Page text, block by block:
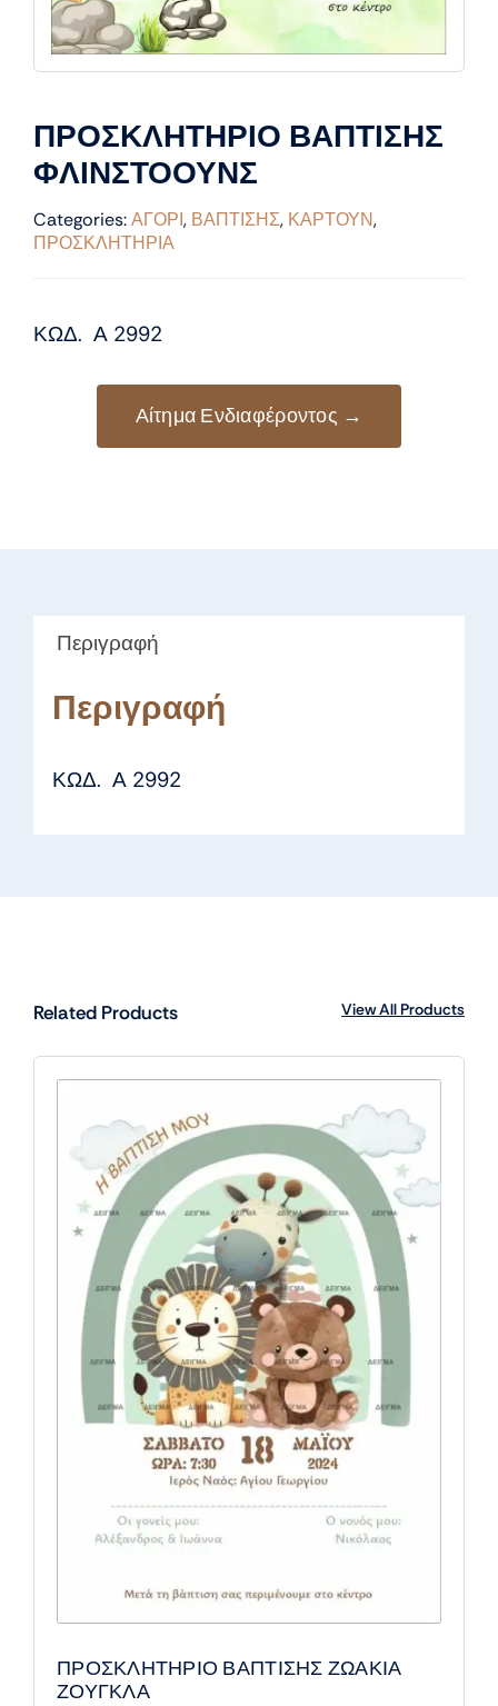
ΠΡΟΣΚΛΗΤΗΡΙΟ ΒΑΠΤΙΣΗΣ
ΦΛΙΝΣΤΟΟΥΝΣ
Categories:ΑΓΟΡΙ, ΒΑΠΤΙΣΗΣ, ΚΑΡΤΟΥΝ,
ΠΡΟΣΚΛΗΤΗΡΙΑ
ΚΩΔ. Α 2992
Αίτημα Ενδιαφέροντος →
Περιγραφή
Περιγραφή
ΚΩΔ. Α 2992
Related Products View All Products
ΠΡΟΣΚΛΗΤΗΡΙΟ ΒΑΠΤΙΣΗΣ ΖΩΑΚΙΑ
ΖΟΥΓΚΛΑ